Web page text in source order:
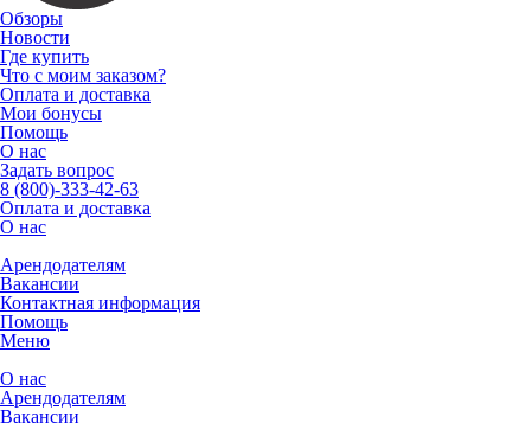
Обзоры
Новости
Где купить
Что с моим заказом?
Оплата и доставка
Мои бонусы
Помощь
О нас
Задать вопрос
8 (800)-333-42-63
Оплата и доставка
О нас
Арендодателям
Вакансии
Контактная информация
Помощь
Меню
О нас
Арендодателям
Вакансии